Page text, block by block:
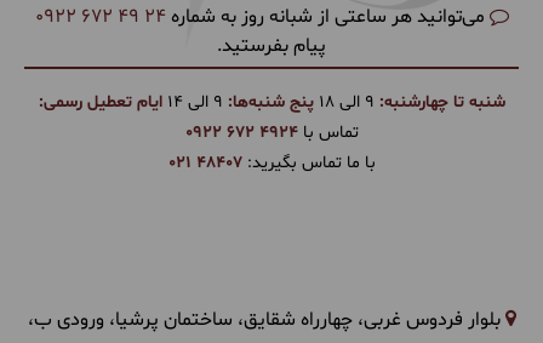
می‌توانید هر ساعتی از شبانه روز به شماره 0922 672 49 24
پیام بفرستید.
شنبه تا چهارشنبه: پنج شنبه‌ها:
ایام تعطیل رسمی:
تماس با0922 672 4924
با ما تماس بگیرید:021 48407
بلوار فردوس غربی، چهارراه شقایق، ساختمان پرشیا، ورودی ب،